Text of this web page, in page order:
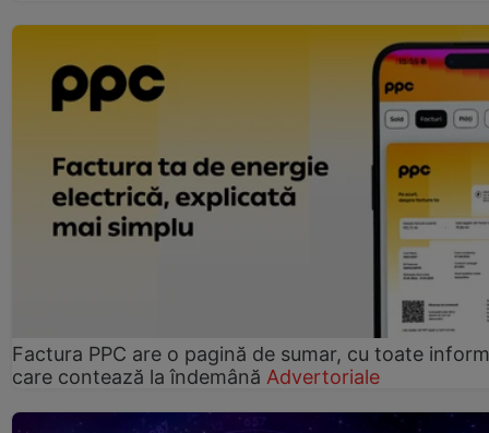
Factura PPC are o pagină de sumar, cu toate
care contează la îndemână Advertoriale